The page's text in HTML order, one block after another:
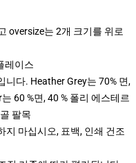
oversize는 2개 크기를 위로
레이스
니다. Heather Grey는 70% 면,
60 %면, 40 % 폴리 에스테르
팔목
지 마십시오, 표백, 인쇄 건조